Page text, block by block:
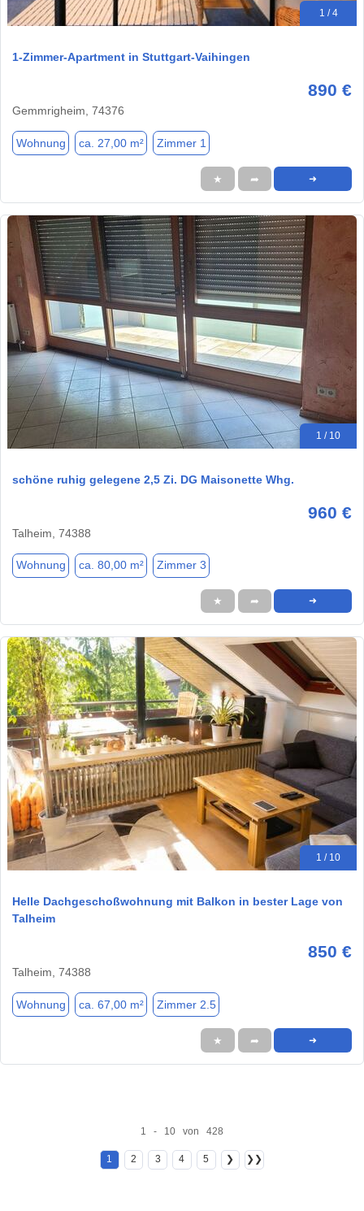
1 / 4
1-Zimmer-Apartment in Stuttgart-Vaihingen
890 €
Gemmrigheim, 74376
Wohnung ca. 27,00 m² Zimmer 1
★ ➦ ➜
1 / 10
schöne ruhig gelegene 2,5 Zi. DG Maisonette Whg.
960 €
Talheim, 74388
Wohnung ca. 80,00 m² Zimmer 3
★ ➦ ➜
1 / 10
Helle Dachgeschoßwohnung mit Balkon in bester Lage von
Talheim
850 €
Talheim, 74388
Wohnung ca. 67,00 m² Zimmer 2.5
★ ➦ ➜
1 - 10 von 428
1 2 3 4 5 ❯ ❯❯